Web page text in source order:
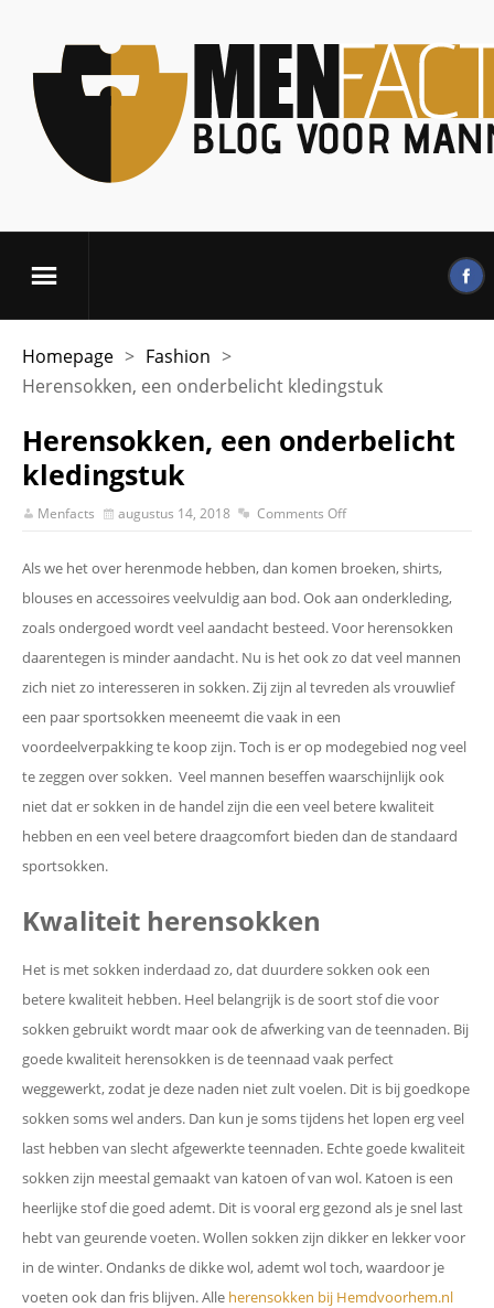
Homepage > Fashion >
Herensokken, een onderbelicht kledingstuk
Herensokken, een onderbelicht
kledingstuk
Menfacts augustus 14, 2018 Comments Off
Als we het over herenmode hebben, dan komen broeken, shirts,
blouses en accessoires veelvuldig aan bod. Ook aan onderkleding,
zoals ondergoed wordt veel aandacht besteed. Voor herensokken
daarentegen is minder aandacht. Nu is het ook zo dat veel mannen
zich niet zo interesseren in sokken. Zij zijn al tevreden als vrouwlief
een paar sportsokken meeneemt die vaak in een
voordeelverpakking te koop zijn. Toch is er op modegebied nog veel
te zeggen over sokken. Veel mannen beseffen waarschijnlijk ook
niet dat er sokken in de handel zijn die een veel betere kwaliteit
hebben en een veel betere draagcomfort bieden dan de standaard
sportsokken.
Kwaliteit herensokken
Het is met sokken inderdaad zo, dat duurdere sokken ook een
betere kwaliteit hebben. Heel belangrijk is de soort stof die voor
sokken gebruikt wordt maar ook de afwerking van de teennaden. Bij
goede kwaliteit herensokken is de teennaad vaak perfect
weggewerkt, zodat je deze naden niet zult voelen. Dit is bij goedkope
sokken soms wel anders. Dan kun je soms tijdens het lopen erg veel
last hebben van slecht afgewerkte teennaden. Echte goede kwaliteit
sokken zijn meestal gemaakt van katoen of van wol. Katoen is een
heerlijke stof die goed ademt. Dit is vooral erg gezond als je snel last
hebt van geurende voeten. Wollen sokken zijn dikker en lekker voor
in de winter. Ondanks de dikke wol, ademt wol toch, waardoor je
voeten ook dan fris blijven. Alle herensokken bij Hemdvoorhem.nl